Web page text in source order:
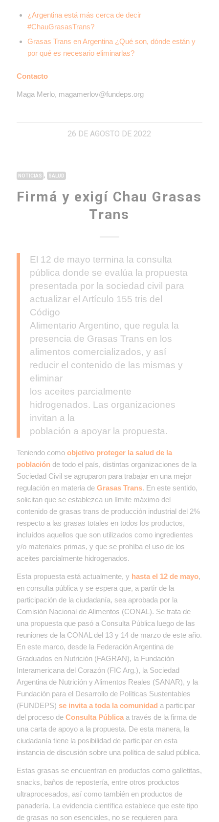
¿Argentina está más cerca de decir
#ChauGrasasTrans?
Grasas Trans en Argentina ¿Qué son, dónde están y
por qué es necesario eliminarlas?
Contacto
Maga Merlo, magamerlov@fundeps.org
26 DE AGOSTO DE 2022
NOTICIAS , SALUD
Firmá y exigí Chau Grasas
Trans
El 12 de mayo termina la consulta
pública donde se evalúa la propuesta
presentada por la sociedad civil para
actualizar el Artículo 155 tris del
Código
Alimentario Argentino, que regula la
presencia de Grasas Trans en los
alimentos comercializados, y así
reducir el contenido de las mismas y
eliminar
los aceites parcialmente
hidrogenados. Las organizaciones
invitan a la
población a apoyar la propuesta.
Teniendo como objetivo proteger la salud de la
poblaciónde todo el país, distintas organizaciones de la
Sociedad Civil se agruparon para trabajar en una mejor
regulación en materia de Grasas Trans. En este sentido,
solicitan que se establezca un límite máximo del
contenido de grasas trans de producción industrial del 2%
respecto a las grasas totales en todos los productos,
incluídos aquellos que son utilizados como ingredientes
y/o materiales primas, y que se prohíba el uso de los
aceites parcialmente hidrogenados.
Esta propuesta está actualmente, y hasta el 12 de mayo,
en consulta pública y se espera que, a partir de la
participación de la ciudadanía, sea aprobada por la
Comisión Nacional de Alimentos (CONAL). Se trata de
una propuesta que pasó a Consulta Pública luego de las
reuniones de la CONAL del 13 y 14 de marzo de este año.
En este marco, desde la Federación Argentina de
Graduados en Nutrición (FAGRAN), la Fundación
Interamericana del Corazón (FIC Arg.), la Sociedad
Argentina de Nutrición y Alimentos Reales (SANAR), y la
Fundación para el Desarrollo de Políticas Sustentables
(FUNDEPS) se invita a toda la comunidad a participar
del proceso de Consulta Públicaa través de la firma de
una carta de apoyo a la propuesta. De esta manera, la
ciudadanía tiene la posibilidad de participar en esta
instancia de discusión sobre una política de salud pública.
Estas grasas se encuentran en productos como galletitas,
snacks, baños de repostería, entre otros productos
ultraprocesados, así como también en productos de
panadería. La evidencia científica establece que este tipo
de grasas no son esenciales, no se requieren para